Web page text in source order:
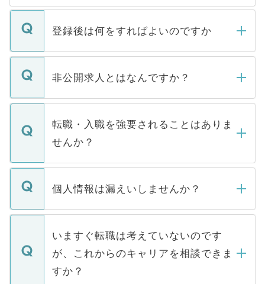
登録後は何をすればよいのですか
ご登録いただきましたら、弊社担当者がご
登録内容を確認し、その後メールもしくは
ます。通常、5営業日以内にはご連絡をせて
いただきますので、しばらくお待ちくださ
非公開求人とはなんですか？
マイナビDOCTORで取り扱っている求人の
うち約3割は、Webサイトからご覧いただ
けない「非公開求人」です。非公開求人は
下記の理由によって、一般には公開してい
ません。
■応募殺到を避けるため 人気のある医療機
関を公にしてしまうと、応募が殺到する場
に、医療機関が求める条件に合った人材の
みを人材紹介会社に依頼するケースが増え
ています。
転職・入職を強要されることはありま
せんか？
転職・入職を強要することは一切ありませ
ん。また、仮に応募先から内定をいただい
定を承諾する必要はありません。内定先へ
の辞退の連絡はキャリアパートナーが行い
個人情報は漏えいしませんか？
個人情報が漏えいすることはありませんの
で、ご安心ください。当サイトからの登録
などで収集したご登録者様の個人情報は、
ご本人のキャリアアップおよび転職活動の
支援を目的に使用いたします。お預かりし
いますぐ転職は考えていないのです
が、これからのキャリアを相談できま
すか？